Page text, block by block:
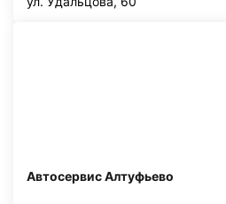
Автосервис Алтуфьево